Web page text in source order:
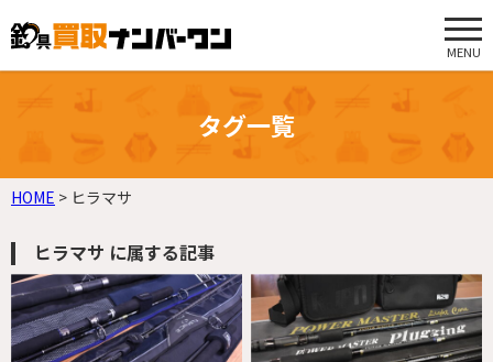
MENU
タグ一覧
HOME > ヒラマサ
ヒラマサ に属する記事